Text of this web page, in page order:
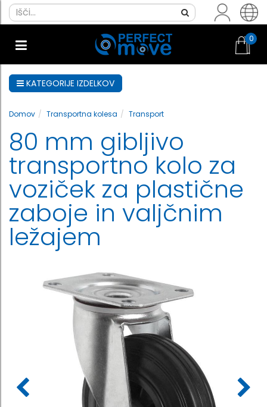
0
KATEGORIJE IZDELKOV
Domov Transportna kolesa Transport
80 mm gibljivo
transportno kolo za
voziček za plastične
zaboje in valjčnim
ležajem